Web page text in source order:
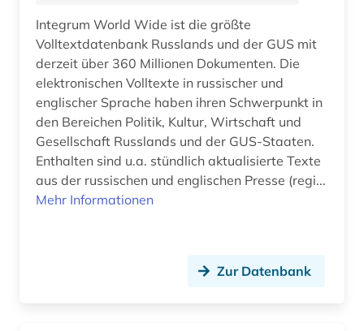
mongolei (1)
mongolistik (1)
moskau (2)
museumswesen (1)
nachfolgestaaten (1)
naher osten (1)
nikolaj m. (1)
Integrum World Wide ist die größte
Volltextdatenbank Russlands und der GUS mit
derzeit über 360 Millionen Dokumenten. Die
elektronischen Volltexte in russischer und
englischer Sprache haben ihren Schwerpunkt in
den Bereichen Politik, Kultur, Wirtschaft und
Gesellschaft Russlands und der GUS-Staaten.
Enthalten sind u.a. stündlich aktualisierte Texte
aus der russischen und englischen Presse (regi...
Mehr Informationen
Zur Datenbank